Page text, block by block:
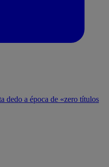
dedo a época de «zero títulos